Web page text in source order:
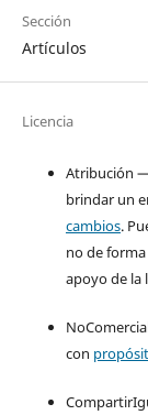
Sección
Artículos
Licencia
Atribución
brindar un
cambios.
no de
apoyo de la
con